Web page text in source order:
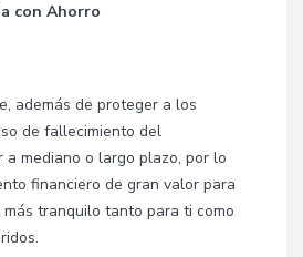
con Ahorro
además de proteger a los
de fallecimiento del
a mediano o largo plazo, por lo
financiero de gran valor para
tranquilo tanto para ti como